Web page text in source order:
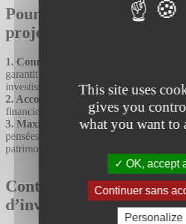
This site uses
gives you
what you want to
OK, accept
Continuer sans
Personalize
Pourquoi choisir Imwest
projet d’investissement ?
1. Connaissance du marché local
:
garantit des choix pertinents et
investissements.
2. Accompagnement personnalisé
:
financiers et élaborons des stratégies
3. Maximisation de la rentabilité: nos
pensées pour optimiser vos rendements
patrimoniale.
Contactez Imwest pour
d’investissement